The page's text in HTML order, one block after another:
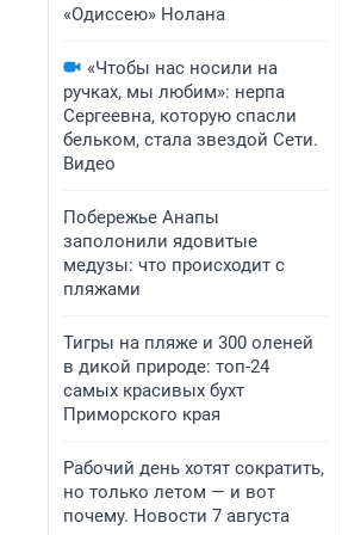
«Одиссею» Нолана
«Чтобы нас носили на
ручках, мы любим»: нерпа
Сергеевна, которую спасли
бельком, стала звездой Сети.
Видео
Побережье Анапы
заполонили ядовитые
медузы: что происходит с
пляжами
Тигры на пляже и 300 оленей
в дикой природе: топ-24
самых красивых бухт
Приморского края
Рабочий день хотят сократить,
но только летом — и вот
почему. Новости 7 августа